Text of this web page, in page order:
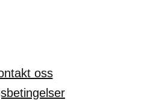
oss